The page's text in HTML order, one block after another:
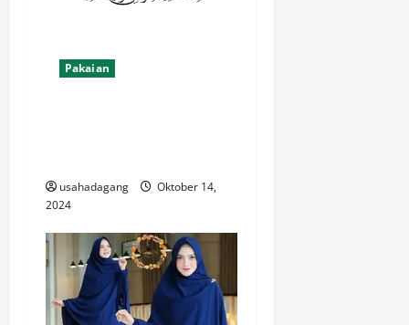
Pakaian
usahadagang
Oktober 14,
2024